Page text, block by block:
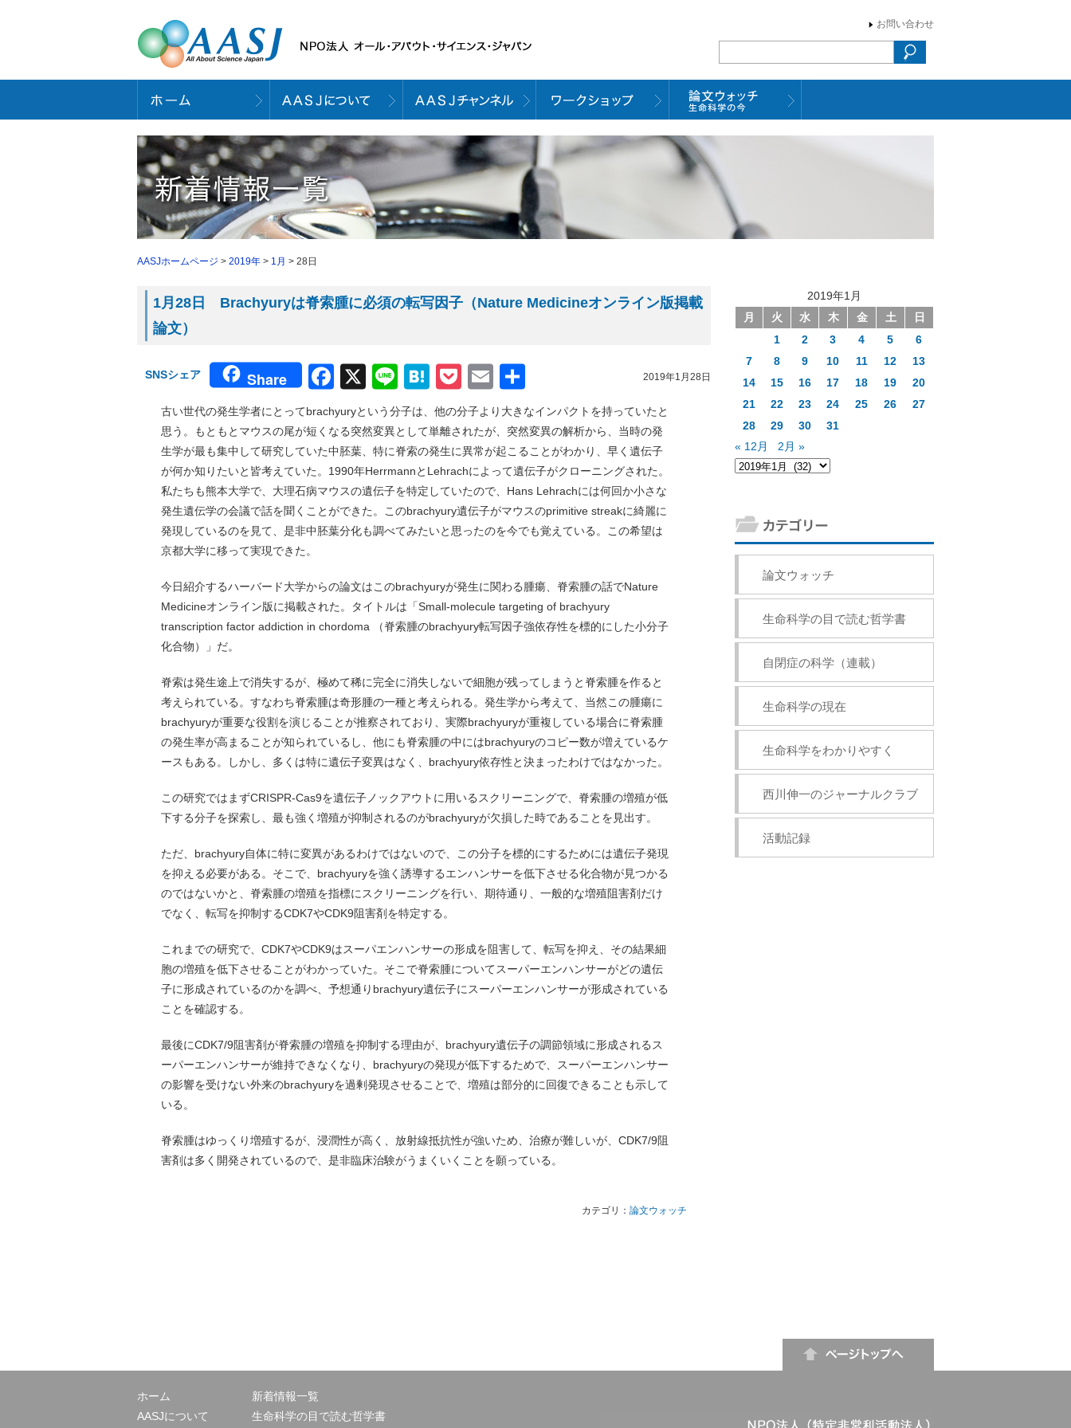
お問い合わせ
AASJホームページ > 2019年 > 1月 > 28日
1月28日 Brachyuryは脊索腫に必須の転写因子（Nature Medicineオンライン版掲載
論文）
2019年1月28日
SNSシェア Share Facebook
X LineHatena
Pocket
Email
有
古い世代の発生学者にとってbrachyuryという分子は、他の分子より大きなインパクトを持っていたと
思う。もともとマウスの尾が短くなる突然変異として単離されたが、突然変異の解析から、当時の発
生学が最も集中して研究していた中胚葉、特に脊索の発生に異常が起こることがわかり、早く遺伝子
が何か知りたいと皆考えていた。1990年HerrmannとLehrachによって遺伝子がクローニングされた。
私たちも熊本大学で、大理石病マウスの遺伝子を特定していたので、Hans Lehrachには何回か小さな
発生遺伝学の会議で話を聞くことができた。このbrachyury遺伝子がマウスのprimitive streakに綺麗に
発現しているのを見て、是非中胚葉分化も調べてみたいと思ったのを今でも覚えている。この希望は
京都大学に移って実現できた。
今日紹介するハーバード大学からの論文はこのbrachyuryが発生に関わる腫瘍、脊索腫の話でNature
Medicineオンライン版に掲載された。タイトルは「Small-molecule targeting of brachyury
transcription factor addiction in chordoma （脊索腫のbrachyury転写因子強依存性を標的にした小分子
化合物）」だ。
脊索は発生途上で消失するが、極めて稀に完全に消失しないで細胞が残ってしまうと脊索腫を作ると
考えられている。すなわち脊索腫は奇形腫の一種と考えられる。発生学から考えて、当然この腫瘍に
brachyuryが重要な役割を演じることが推察されており、実際brachyuryが重複している場合に脊索腫
の発生率が高まることが知られているし、他にも脊索腫の中にはbrachyuryのコピー数が増えているケ
ースもある。しかし、多くは特に遺伝子変異はなく、brachyury依存性と決まったわけではなかった。
この研究ではまずCRISPR-Cas9を遺伝子ノックアウトに用いるスクリーニングで、脊索腫の増殖が低
下する分子を探索し、最も強く増殖が抑制されるのがbrachyuryが欠損した時であることを見出す。
ただ、brachyury自体に特に変異があるわけではないので、この分子を標的にするためには遺伝子発現
を抑える必要がある。そこで、brachyuryを強く誘導するエンハンサーを低下させる化合物が見つかる
のではないかと、脊索腫の増殖を指標にスクリーニングを行い、期待通り、一般的な増殖阻害剤だけ
でなく、転写を抑制するCDK7やCDK9阻害剤を特定する。
これまでの研究で、CDK7やCDK9はスーパエンハンサーの形成を阻害して、転写を抑え、その結果細
胞の増殖を低下させることがわかっていた。そこで脊索腫についてスーパーエンハンサーがどの遺伝
子に形成されているのかを調べ、予想通りbrachyury遺伝子にスーパーエンハンサーが形成されている
ことを確認する。
最後にCDK7/9阻害剤が脊索腫の増殖を抑制する理由が、brachyury遺伝子の調節領域に形成されるス
ーパーエンハンサーが維持できなくなり、brachyuryの発現が低下するためで、スーパーエンハンサー
の影響を受けない外来のbrachyuryを過剰発現させることで、増殖は部分的に回復できることも示して
いる。
脊索腫はゆっくり増殖するが、浸潤性が高く、放射線抵抗性が強いため、治療が難しいが、CDK7/9阻
害剤は多く開発されているので、是非臨床治験がうまくいくことを願っている。
カテゴリ： 論文ウォッチ
2019年1月
月
火 水 木 金 土
日
1
2 3 4 5
6
7
8 9 10 11 12
13
14
15 16 17 18 19
20
21
22 23 24 25 26
27
28
29 30
31
« 12月
2月 »
論文ウォッチ
生命科学の目で読む哲学書
自閉症の科学（連載）
生命科学の現在
生命科学をわかりやすく
西川伸一のジャーナルクラブ
活動記録
ホーム
AASJについて
新着情報一覧
生命科学の目で読む哲学書